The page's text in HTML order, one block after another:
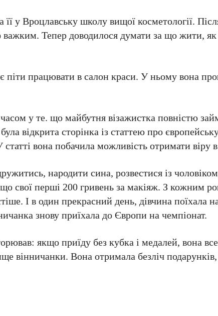
у Вроцлавську школу вищої косметології.
важким. Тепер доводилося думати за що жити, як
піти працювати в салон краси. У ньому вона
у те. що майбутня візажистка повністю
відкрита сторінка із статтею про
вона побачила можливість отримати віру
народити сина, розвестися із
свої перші 200 гривень за макіяж. З кожним
І в один прекрасний день, дівчина поїхала
знову приїхала до Європи на чемпіонат.
якщо приїду без кубка і медалей, вона
вінничанки. Вона отримала безліч